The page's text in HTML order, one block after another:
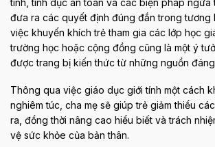
đưa ra các quyết định đúng đắn trong tương
việc khuyến khích trẻ tham gia các lớp học
trường học hoặc cộng đồng cũng là một ý
được trang bị kiến thức từ những nguồn
Thông qua việc giáo dục giới tính một cách
nghiêm túc, cha mẹ sẽ giúp trẻ giảm thiểu
ra, đồng thời nâng cao hiểu biết và trách
vệ sức khỏe của bản thân.